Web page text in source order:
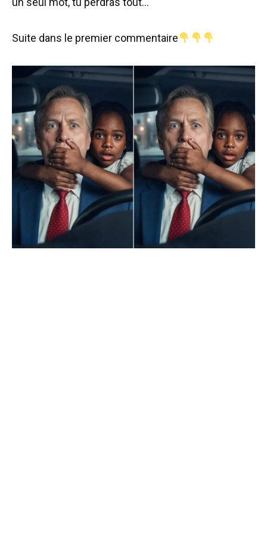
Suite dans le premier commentaire